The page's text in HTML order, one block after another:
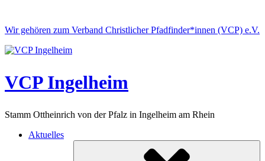
content
Wir gehören zum Verband Christlicher Pfadfinder*innen (VCP) e.V.
VCP Ingelheim
Stamm Ottheinrich von der Pfalz in Ingelheim am Rhein
Aktuelles